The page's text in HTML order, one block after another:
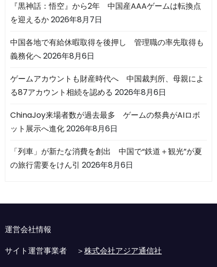
『黒神話：悟空』から2年 中国産AAAゲームは転換点
を迎えるか2026年8月7日
中国各地で有給休暇取得を後押し 管理職の率先取得も
義務化へ2026年8月6日
ゲームアカウントも財産時代へ 中国裁判所、母親によ
る87アカウント相続を認める 2026年8月6日
ChinaJoy来場者数が過去最多 ゲームの祭典がAIロボ
ット展示へ進化2026年8月6日
「列車」が新たな消費を創出 中国で“鉄道＋観光”が夏
の旅行需要をけん引 2026年8月6日
運営会社情報
サイト運営事業者 ＞株式会社アジア通信社